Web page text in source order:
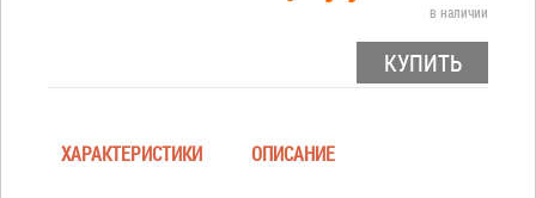
в наличии
КУПИТЬ
ХАРАКТЕРИСТИКИ ОПИСАНИЕ